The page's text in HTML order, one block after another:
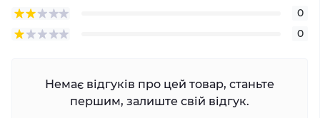
0
0
Немає відгуків про цей товар, станьте
першим, залиште свій відгук.